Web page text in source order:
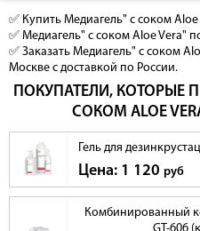
✅ Купить Медиагель" с соком
✅ Медиагель" с соком Aloe Vera"
✅ Заказать Медиагель" с соком
Москве с доставкой по России.
ПОКУПАТЕЛИ, КОТОРЫЕ
СОКОМ ALOE
Гель для
Цена: 1 120 руб
Комбинированный